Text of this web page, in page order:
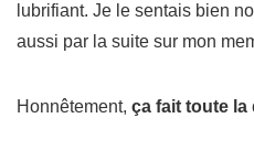
lubrifiant. Je le sentais bien
aussi par la suite sur mon
Honnêtement, ça fait toute la